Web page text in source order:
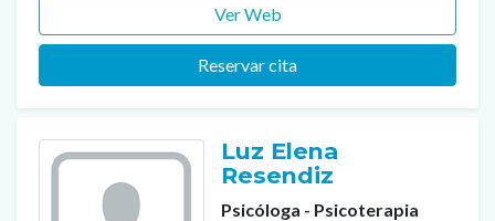
Ver Web
Reservar cita
Luz Elena
Resendiz
Psicóloga - Psicoterapia